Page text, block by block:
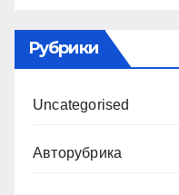
Рубрики
Uncategorised
Авторубрика